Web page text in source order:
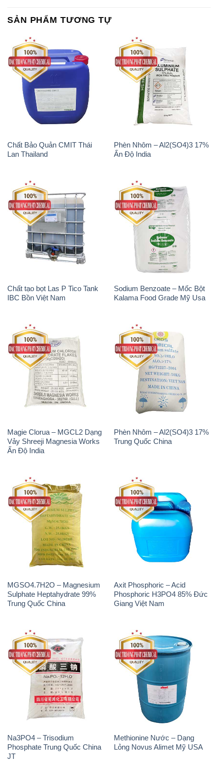
Chất Bảo Quản CMIT Thái
Lan Thailand
Phèn Nhôm – Al2(SO4)3 17%
Ấn Độ India
Chất tạo bọt Las P Tico Tank
IBC Bồn Việt Nam
Sodium Benzoate – Mốc Bột
Kalama Food Grade Mỹ Usa
Magie Clorua – MGCL2 Dạng
Vảy Shreeji Magnesia Works
Ấn Độ India
Phèn Nhôm – Al2(SO4)3 17%
Trung Quốc China
MGSO4.7H2O – Magnesium
Sulphate Heptahydrate 99%
Trung Quốc China
Axit Phosphoric – Acid
Phosphoric H3PO4 85% Đức
Giang Việt Nam
Na3PO4 – Trisodium
Phosphate Trung Quốc China
Methionine Nước – Dạng
Lỏng Novus Alimet Mỹ USA